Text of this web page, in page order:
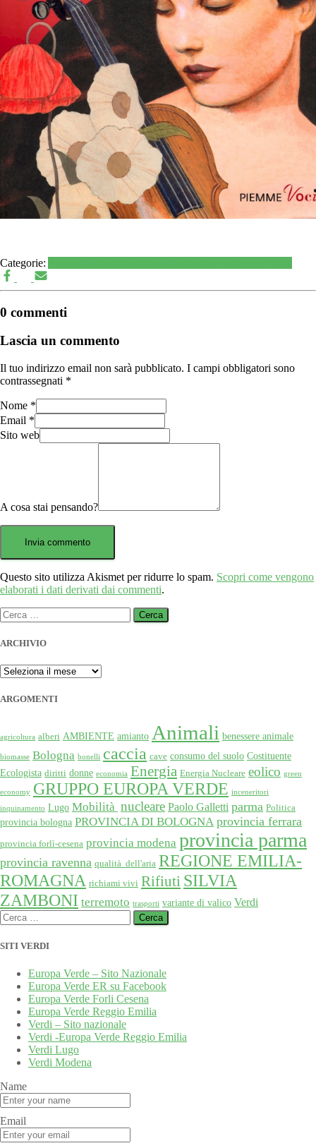
Categorie:
0 commenti
Lascia un commento
Il tuo indirizzo email non sarà pubblicato. I campi obbligatori sono
contrassegnati *
Nome *
Email *
Sito web
A cosa stai pensando?
Questo sito utilizza Akismet per ridurre lo spam. Scopri come vengono
elaborati i dati derivati dai commenti.
Ricerca
per:
ARCHIVIO
ARCHIVIO
ARGOMENTI
agricoltura alberi AMBIENTE amianto Animali benessere animale
biomasse Bologna bonelli caccia cave consumo del suolo Costituente
Ecologista diritti donne economia Energia Energia Nucleare eolico green
economy GRUPPO EUROPA VERDE inceneritori
inquinamento Lugo Mobilità nucleare Paolo Galletti parma Politica
provincia bologna PROVINCIA DI BOLOGNA provincia ferrara
provincia forlì-cesena provincia modena provincia parma
provincia ravenna qualità dell'aria REGIONE EMILIA-
ROMAGNA richiami vivi Rifiuti SILVIA
ZAMBONI terremoto trasporti variante di valico Verdi
Ricerca
per:
SITI VERDI
Europa Verde – Sito Nazionale
Europa Verde ER su Facebook
Europa Verde Forli Cesena
Europa Verde Reggio Emilia
Verdi – Sito nazionale
Verdi -Europa Verde Reggio Emilia
Verdi Lugo
Verdi Modena
Name
Email